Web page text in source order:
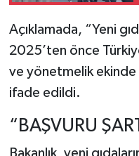
Açıklamada, “Yeni
2025’ten önce
ve yönetmelik ekinde
ifade edildi.
“BAŞVURU